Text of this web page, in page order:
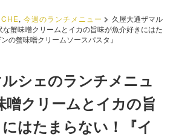
v
o
, 今週のランチメニュー
久屋大通ザマル
な蟹味噌クリームとイカの旨味が魚介好きにはた
の蟹味噌クリームソースパスタ』
シェのランチメニュ
噌クリームとイカの旨
はたまらない！『イ